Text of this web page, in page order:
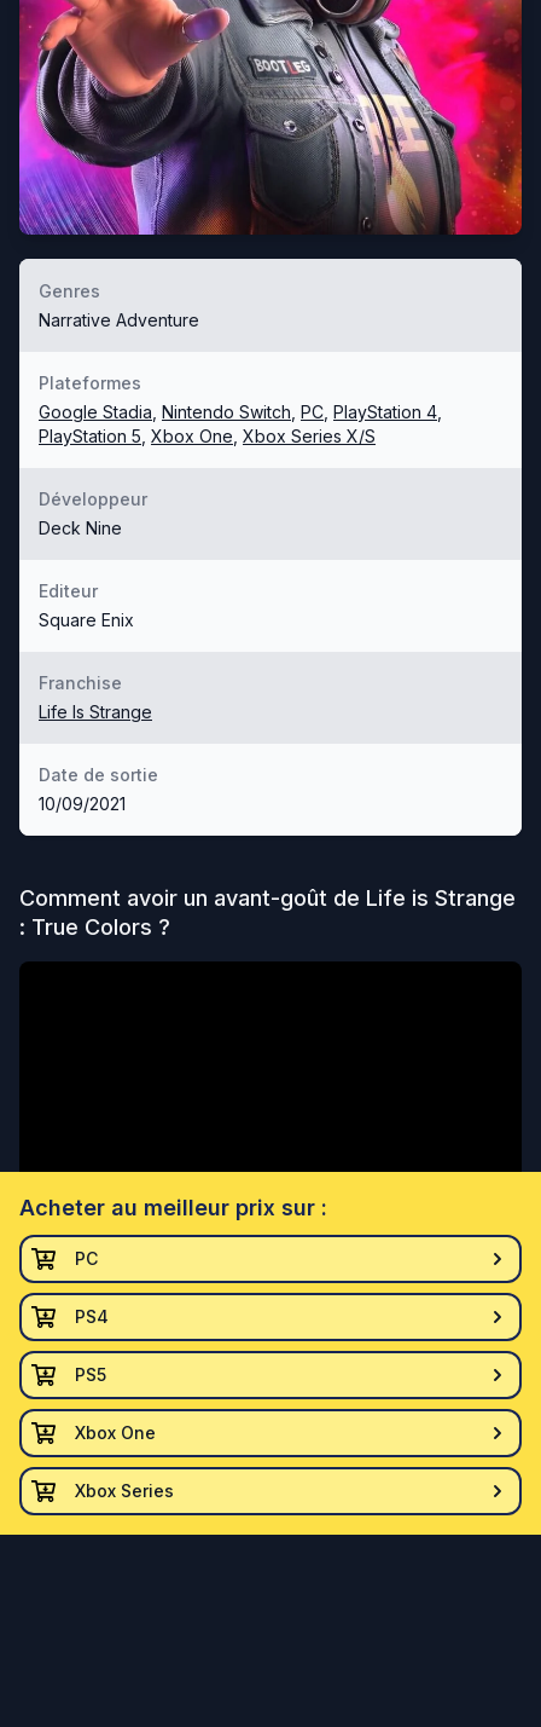
Genres
Narrative Adventure
Plateformes
Google Stadia Nintendo Switch PC PlayStation 4
PlayStation 5 Xbox One Xbox Series X/S
Développeur
Deck Nine
Editeur
Square Enix
Franchise
Life Is Strange
Date de sortie
10/09/2021
Acheter au meilleur prix sur :
PC
PS4
PS5
Xbox One
Xbox Series
Comment avoir un avant-goût de Life is Strange
: True Colors ?